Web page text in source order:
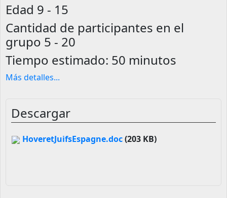
Edad 9 - 15
Cantidad de participantes en el
grupo 5 - 20
Tiempo estimado: 50 minutos
Más detalles...
Descargar
HoveretJuifsEspagne.doc(203 KB)